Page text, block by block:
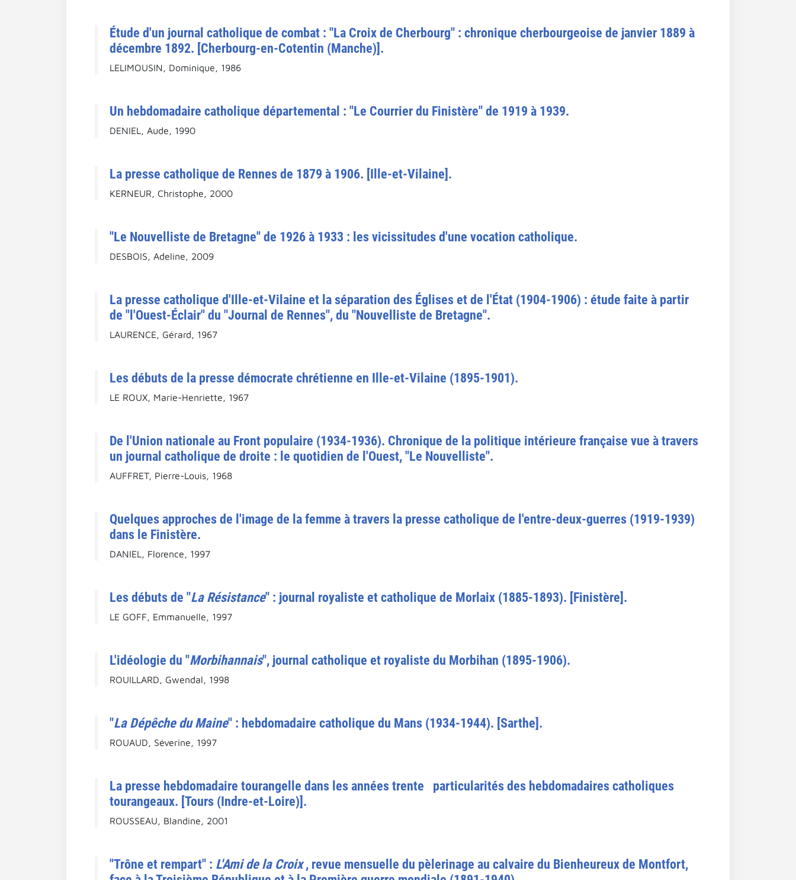
Étude d'un journal catholique de combat : "La Croix de Cherbourg" : chronique cherbourgeoise de janvier 1889 à
décembre 1892. [Cherbourg-en-Cotentin (Manche)].
LELIMOUSIN, Dominique, 1986
Un hebdomadaire catholique départemental : "Le Courrier du Finistère" de 1919 à 1939.
DENIEL, Aude, 1990
La presse catholique de Rennes de 1879 à 1906. [Ille-et-Vilaine].
KERNEUR, Christophe, 2000
"Le Nouvelliste de Bretagne" de 1926 à 1933 : les vicissitudes d'une vocation catholique.
DESBOIS, Adeline, 2009
La presse catholique d'Ille-et-Vilaine et la séparation des Églises et de l'État (1904-1906) : étude faite à partir
de "l'Ouest-Éclair" du "Journal de Rennes", du "Nouvelliste de Bretagne".
LAURENCE, Gérard, 1967
Les débuts de la presse démocrate chrétienne en Ille-et-Vilaine (1895-1901).
LE ROUX, Marie-Henriette, 1967
De l'Union nationale au Front populaire (1934-1936). Chronique de la politique intérieure française vue à travers
un journal catholique de droite : le quotidien de l'Ouest, "Le Nouvelliste".
AUFFRET, Pierre-Louis, 1968
Quelques approches de l'image de la femme à travers la presse catholique de l'entre-deux-guerres (1919-1939)
dans le Finistère.
DANIEL, Florence, 1997
Les débuts de "La Résistance" : journal royaliste et catholique de Morlaix (1885-1893). [Finistère].
LE GOFF, Emmanuelle, 1997
L'idéologie du "Morbihannais", journal catholique et royaliste du Morbihan (1895-1906).
ROUILLARD, Gwendal, 1998
"La Dépêche du Maine" : hebdomadaire catholique du Mans (1934-1944). [Sarthe].
ROUAUD, Séverine, 1997
La presse hebdomadaire tourangelle dans les années trente particularités des hebdomadaires catholiques
tourangeaux. [Tours (Indre-et-Loire)].
ROUSSEAU, Blandine, 2001
"Trône et rempart" : L'Ami de la Croix, revue mensuelle du pèlerinage au calvaire du Bienheureux de Montfort,